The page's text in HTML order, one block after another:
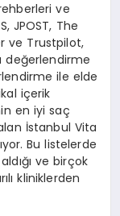
ve
JPOST, The
ve Trustpilot,
değerlendirme
ile elde
içerik
en iyi saç
İstanbul Vita
Bu listelerde
ve birçok
kliniklerden